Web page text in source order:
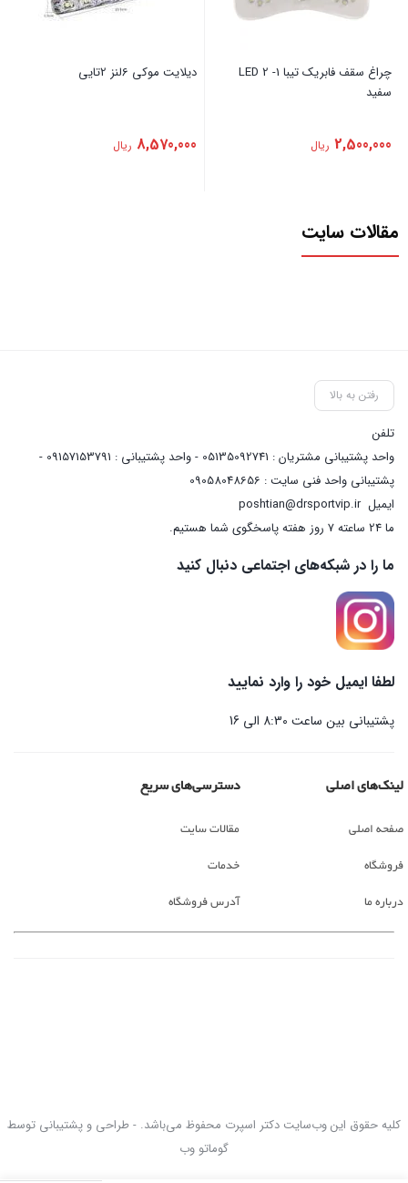
‏چراغ ‏سقف ‏فابریک ‏تیبا ‏1- ‏2 ‏LED
‏سفید
2,500,000 ریال
‏دیلایت ‏موکی ‏6لنز ‏2تایی
8,570,000 ریال
مقالات سایت
رفتن به بالا
تلفن
واحد پشتیبانی مشتریان : 05135092741 - واحد پشتیبانی : 09157153791 -
پشتیبانی واحد فنی سایت : 09058048656
ایمیلposhtian@drsportvip.ir
ما 24 ساعته 7 روز هفته پاسخگوی شما هستیم.
ما را در شبکه‌های اجتماعی دنبال کنید
لطفا ایمیل خود را وارد نمایید
پشتیبانی بین ساعت 8:30 الی 16
لینک‌های اصلی
صفحه اصلی
فروشگاه
درباره ما
دسترسی‌های سریع
مقالات سایت
خدمات
آدرس فروشگاه
کلیه حقوق این وب‌سایت دکتر اسپرت محفوظ می‌باشد. - طراحی و پشتیبانی توسط
گوماتو وب